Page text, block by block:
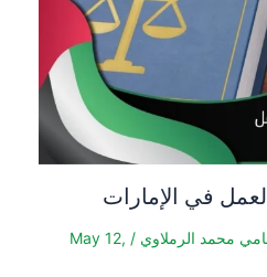
في الإمارات
محمد الرملاوي /
May 12,